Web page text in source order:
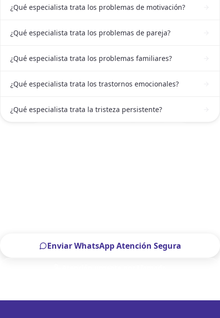
¿Qué especialista trata los problemas de motivación?
¿Qué especialista trata los problemas de pareja?
¿Qué especialista trata los problemas familiares?
¿Qué especialista trata los trastornos emocionales?
¿Qué especialista trata la tristeza persistente?
Enviar WhatsApp Atención Segura